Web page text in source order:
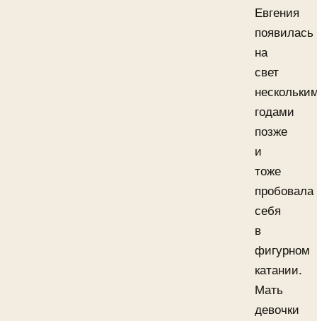
Евгения
появилась
на
свет
годами
позже
и
тоже
пробовала
себя
в
фигурном
катании.
Мать
девочки